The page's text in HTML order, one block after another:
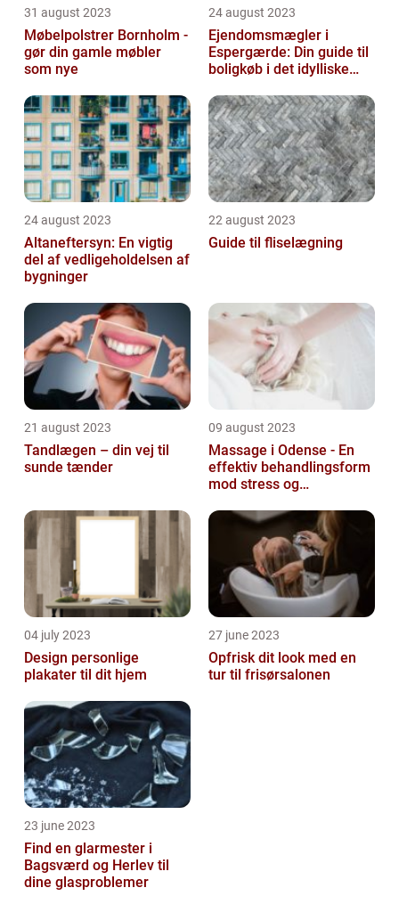
31 august 2023
Møbelpolstrer Bornholm -
gør din gamle møbler
som nye
24 august 2023
Ejendomsmægler i
Espergærde: Din guide til
boligkøb i det idylliske
24 august 2023
Altaneftersyn: En vigtig
del af vedligeholdelsen af
bygninger
22 august 2023
Guide til fliselægning
21 august 2023
Tandlægen – din vej til
sunde tænder
09 august 2023
Massage i Odense - En
effektiv behandlingsform
mod stress og
04 july 2023
Design personlige
plakater til dit hjem
27 june 2023
Opfrisk dit look med en
tur til frisørsalonen
23 june 2023
Find en glarmester i
Bagsværd og Herlev til
dine glasproblemer